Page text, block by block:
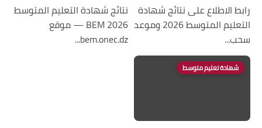
رابط الاطلاع على نتائج شهادة
التعليم المتوسط 2026 وموعد
سحب...
نتائج شهادة التعليم المتوسط
2026 BEM — موقع
bem.onec.dz...
شهادة تعليم متوسط